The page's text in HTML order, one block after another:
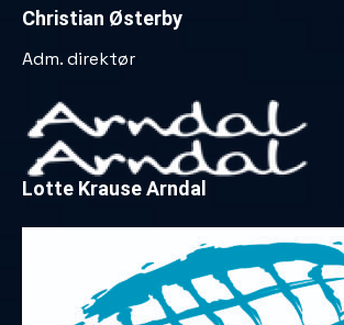
Christian Østerby
Adm. direktør
Lotte Krause Arndal